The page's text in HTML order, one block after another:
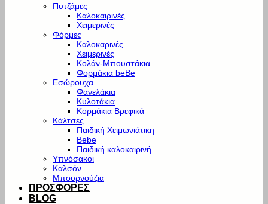
Πυτζάμες
Καλοκαιρινές
Χειμερινές
Φόρμες
Καλοκαρινές
Χειμερινές
Κολάν-Μπουστάκια
Φορμάκια beBe
Εσώρουχα
Φανελάκια
Κυλοτάκια
Κορμάκια Βρεφικά
Κάλτσες
Παιδική Χειμωνιάτικη
Bebe
Παιδική καλοκαιρινή
Υπνόσακοι
Καλσόν
Μπουρνούζια
ΠΡΟΣΦΟΡΕΣ
BLOG